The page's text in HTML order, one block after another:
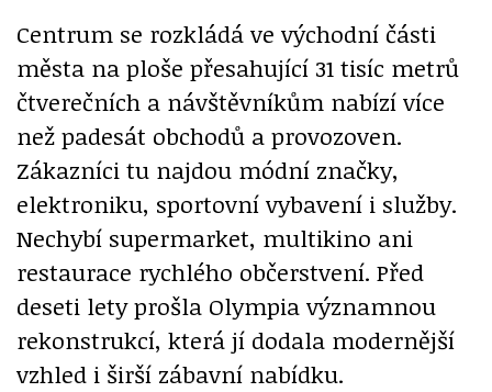
Centrum se rozkládá ve východní části
města na ploše přesahující 31 tisíc metrů
čtverečních a návštěvníkům nabízí více
než padesát obchodů a provozoven.
Zákazníci tu najdou módní značky,
elektroniku, sportovní vybavení i služby.
Nechybí supermarket, multikino ani
restaurace rychlého občerstvení. Před
deseti lety prošla Olympia významnou
rekonstrukcí, která jí dodala modernější
vzhled i širší zábavní nabídku.